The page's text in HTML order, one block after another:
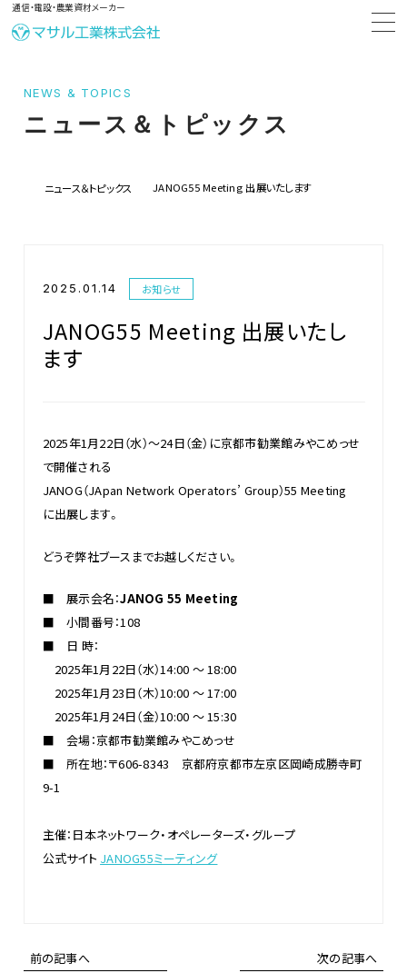
通信・電設・農業資材メーカー
NEWS & TOPICS
ニュース＆トピックス
ニュース＆トピックス JANOG55 Meeting 出展いたします
2025.01.14 お知らせ
JANOG55 Meeting 出展いたし
ます
2025年1月22日（水）～24日（金）に京都市勧業館みやこめっせ
で開催される
JANOG（JApan Network Operators’ Group）55 Meeting
に出展します。
どうぞ弊社ブースまでお越しください。
■ 展示会名：JANOG 55 Meeting
■ 小間番号：108
■ 日 時：
2025年1月22日（水）14:00 ～ 18:00
2025年1月23日（木）10:00 ～ 17:00
2025年1月24日（金）10:00 ～ 15:30
■ 会場：京都市勧業館みやこめっせ
■ 所在地：〒606-8343 京都府京都市左京区岡崎成勝寺町
9-1
主催：日本ネットワーク・オペレーターズ・グループ
公式サイト JANOG55ミーティング
前の記事へ 次の記事へ